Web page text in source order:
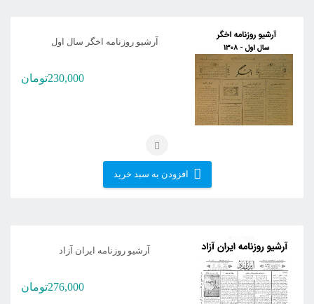
آرشیو روزنامه اخگر سال اول
230,000تومان
افزودن به سبد خرید
آرشیو روزنامه ایران آزاد
276,000تومان